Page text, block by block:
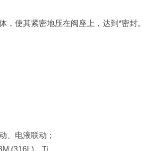
使其紧密地压在阀座上，达到*密封。
、电液联动；
(316L)、Ti。